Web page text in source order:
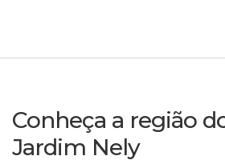
Conheça a região
Jardim Nely